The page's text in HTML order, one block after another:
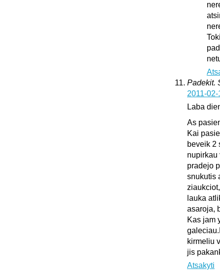
Padekit.
2011-
Laba
As
Kai
beveik 2
nupirkau
pradejo
snukutis
lauka
asaroja,
Kas jam
kirmeliu
jis
Atsakyti